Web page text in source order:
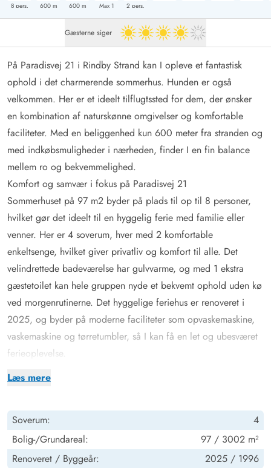
8pers. 600m 600m Max 1 2 pers.
Gæsterne siger 4 ud af 5
Læs mere
På Paradisvej 21 i Rindby Strand kan I opleve et fantastisk
ophold i det charmerende sommerhus. Hunden er også
velkommen. Her er et ideelt tilflugtssted for dem, der ønsker
en kombination af naturskønne omgivelser og komfortable
faciliteter. Med en beliggenhed kun 600 meter fra stranden og
med indkøbsmuligheder i nærheden, finder I en fin balance
mellem ro og bekvemmelighed.
Komfort og samvær i fokus på Paradisvej 21
Sommerhuset på 97 m2 byder på plads til op til 8 personer,
hvilket gør det ideelt til en hyggelig ferie med familie eller
venner. Her er 4 soverum, hver med 2 komfortable
enkeltsenge, hvilket giver privatliv og komfort til alle. Det
velindrettede badeværelse har gulvvarme, og med 1 ekstra
gæstetoilet kan hele gruppen nyde et bekvemt ophold uden kø
ved morgenrutinerne. Det hyggelige feriehus er renoveret i
2025, og byder på moderne faciliteter som opvaskemaskine,
vaskemaskine og tørretumbler, så I kan få en let og ubesværet
ferieoplevelse.
Feriestemning og velvære
lokalområdet. Nyd aftener foran brændeovnen, eller juster
temperaturen med luft til luft varmepumpen, så I altid har en
behagelig temperatur inden døre. For dem, der sætter pris på
Soverum:
4
Bolig-/Grundareal:
97 / 3002 m²
Renoveret / Byggeår: 2025 / 1996